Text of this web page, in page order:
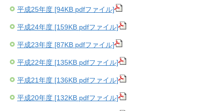
平成25年度 [94KB pdfファイル]
平成24年度 [159KB pdfファイル]
平成23年度 [87KB pdfファイル]
平成22年度 [135KB pdfファイル]
平成21年度 [136KB pdfファイル]
平成20年度 [132KB pdfファイル]